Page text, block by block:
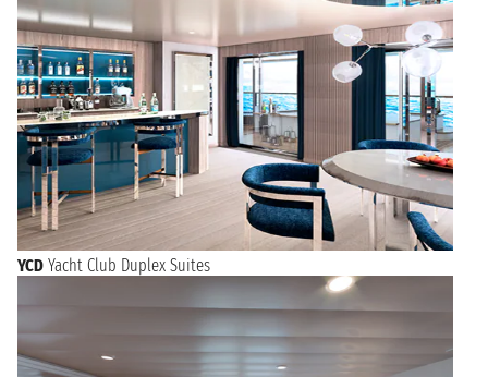
YCD Yacht Club Duplex Suites